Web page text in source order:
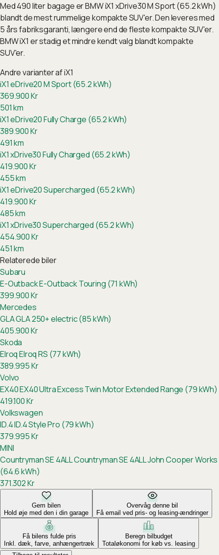
Med 490 liter bagage er BMW iX1 xDrive30 M Sport (65.2 kWh)
blandt de mest rummelige kompakte SUV'er. Den leveres med
5 års fabriksgaranti, længere end de fleste kompakte SUV'er.
BMW iX1 er stadig et mindre kendt valg blandt kompakte
SUV'er.
Andre varianter afiX1
iX1 eDrive20 M Sport (65.2 kWh)
369.900Kr
501km
iX1 eDrive20 Fully Charge (65.2 kWh)
389.900Kr
491km
iX1 xDrive30 Fully Charged (65.2 kWh)
419.900Kr
455km
iX1 eDrive20 Supercharged (65.2 kWh)
419.900Kr
485km
iX1 xDrive30 Supercharged (65.2 kWh)
454.900Kr
451km
Relaterede biler
Subaru
E-OutbackE-Outback Touring (71 kWh)
399.900Kr
Mercedes
GLAGLA 250+ electric (85 kWh)
405.900Kr
Skoda
ElroqElroq RS (77 kWh)
389.995Kr
Volvo
EX40EX40 Ultra Excess Twin Motor Extended Range (79 kWh)
419.100Kr
Volkswagen
ID.4ID.4 Style Pro (79 kWh)
379.995Kr
MINI
Countryman SE 4ALLCountryman SE 4ALL John Cooper Works
(64.6 kWh)
371.302Kr
Gem bilen
Hold øje med den i din garage
Overvåg denne bil
Få email ved pris- og leasing-ændringer
Få bilens fulde pris
Inkl. dæk, farve, anhængertræk
Beregn bilbudget
Totaløkonomi for køb vs. leasing